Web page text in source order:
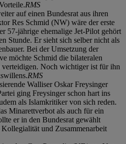
RMS
auf einen Bundesrat aus ihren
Res Schmid (NW) wäre der erste
57-jährige ehemalige Jet-Pilot gehört
Stunde. Er sieht sich selber nicht als
Bei der Umsetzung der
möchte Schmid die bilateralen
Noch wichtiger ist für ihn
RMS
Walliser Oskar Freysinger
ging Freysinger schon hart ins
als Islamkritiker von sich reden.
Minarettverbot als auch für ein
er in den Bundesrat gewählt
und Zusammenarbeit